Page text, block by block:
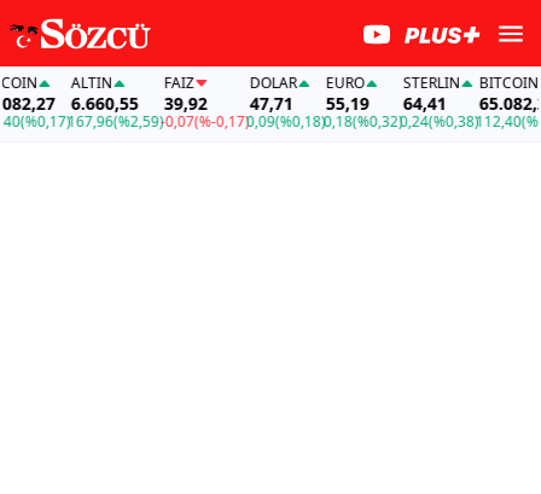
(%0,17)
ALTIN
6.660,55
167,96(%2,59)
FAİZ
39,92
-0,07(%-0,17)
DOLAR
47,71
0,09(%0,18)
EURO
55,19
0,18(%0,32)
STERLIN
64,41
0,24(%0,38)
BITCOIN
65.082,27
112,40